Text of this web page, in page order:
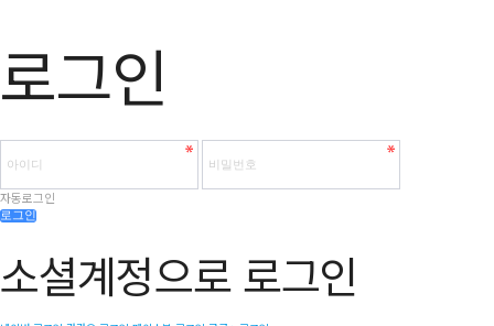
로그인
자동로그인
로그인
소셜계정으로 로그인